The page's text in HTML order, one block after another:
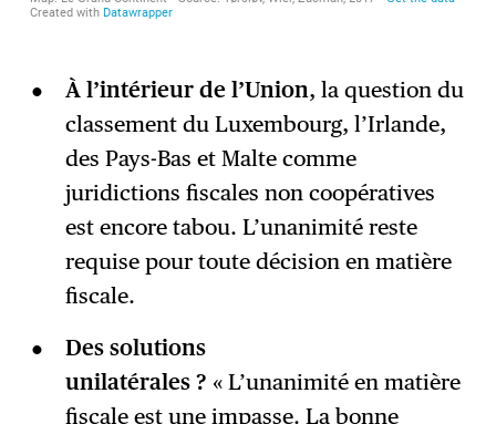
À l’intérieur de l’Union, la question du
classement du Luxembourg, l’Irlande,
des Pays-Bas et Malte comme
juridictions fiscales non coopératives
est encore tabou. L’unanimité reste
requise pour toute décision en matière
fiscale.
Des solutions
unilatérales ? « L’unanimité en matière
fiscale est une impasse. La bonne